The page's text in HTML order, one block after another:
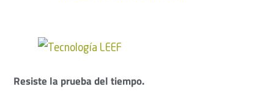
Resiste la prueba del tiempo.